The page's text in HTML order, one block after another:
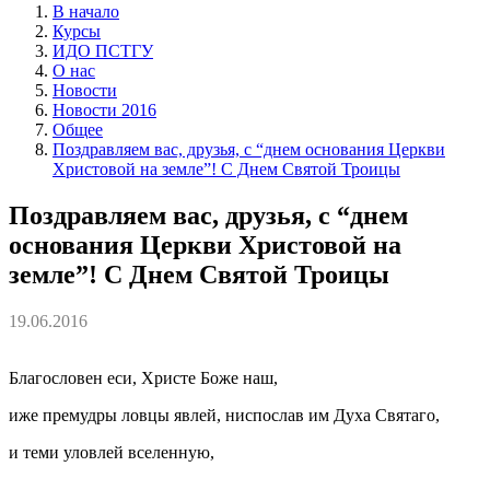
В начало
Курсы
ИДО ПСТГУ
О нас
Новости
Новости 2016
Общее
Поздравляем вас, друзья, с “днем основания Церкви
Христовой на земле”! С Днем Святой Троицы
Поздравляем вас, друзья, с “днем
основания Церкви Христовой на
земле”! С Днем Святой Троицы
19.06.2016
Благословен еси, Христе Боже наш,
иже премудры ловцы явлей, ниспослав им Духа Святаго,
и теми уловлей вселенную,